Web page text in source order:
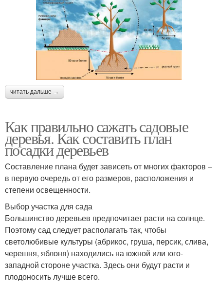
читать дальше →
Как правильно сажать садовые
деревья. Как составить план
посадки деревьев
Составление плана будет зависеть от многих факторов –
в первую очередь от его размеров, расположения и
степени освещенности.
Выбор участка для сада
Большинство деревьев предпочитает расти на солнце.
Поэтому сад следует располагать так, чтобы
светолюбивые культуры (абрикос, груша, персик, слива,
черешня, яблоня) находились на южной или юго-
западной стороне участка. Здесь они будут расти и
плодоносить лучше всего.